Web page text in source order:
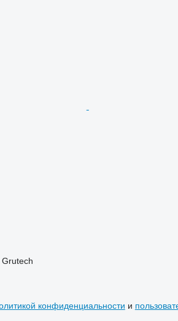
конфиденциальности и